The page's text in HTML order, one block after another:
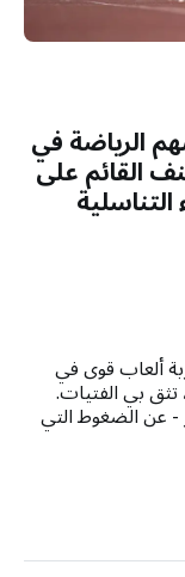
الرياضة في
القائم على
ألعاب قوى في
بي الفتيات.
- عن الضغوط التي